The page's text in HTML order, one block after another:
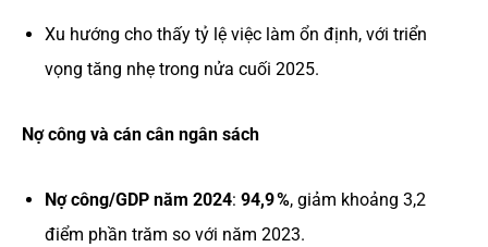
Xu hướng cho thấy tỷ lệ việc làm ổn định, với triển
vọng tăng nhẹ trong nửa cuối 2025.
Nợ công và cán cân ngân sách
Nợ công/GDP năm 2024: 94,9 %, giảm khoảng 3,2
điểm phần trăm so với năm 2023.